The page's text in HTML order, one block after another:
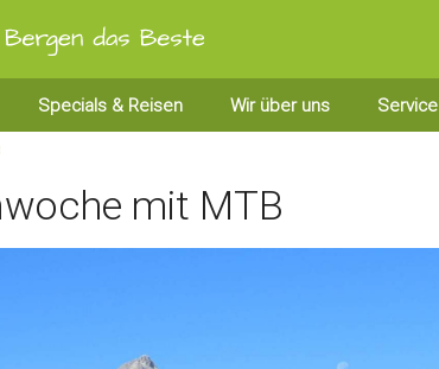
Specials & Reisen Wir über uns Service
mit MTB